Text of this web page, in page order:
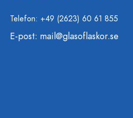
Telefon: +49 (2623) 60 61 855
E-post: mail@glasoflaskor.se